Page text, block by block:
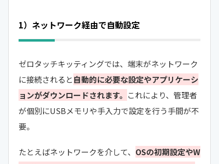
1）ネットワーク経由で自動設定
ゼロタッチキッティングでは、端末がネットワーク
に接続されると 自動的に必要な設定やアプリケーシ
ョンがダウンロードされます。 これにより、管理者
が個別にUSBメモリや手入力で設定を行う手間が不
要。
たとえばネットワークを介して、 OSの初期設定やW